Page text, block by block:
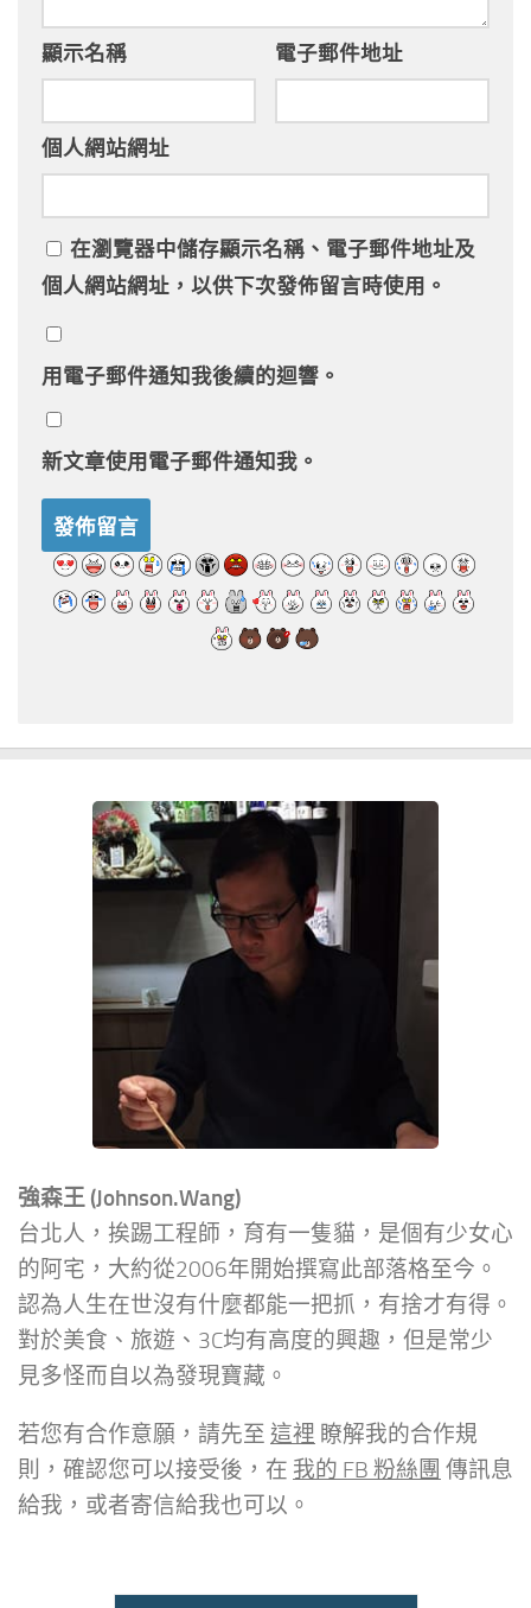
顯示名稱 電子郵件地址
個人網站網址
在瀏覽器中儲存顯示名稱、電子郵件地址及
個人網站網址，以供下次發佈留言時使用。
用電子郵件通知我後續的迴響。
新文章使用電子郵件通知我。
強森王 (Johnson.Wang)
台北人，挨踢工程師，育有一隻貓，是個有少女心
的阿宅，大約從2006年開始撰寫此部落格至今。
認為人生在世沒有什麼都能一把抓，有捨才有得。
對於美食、旅遊、3C均有高度的興趣，但是常少
見多怪而自以為發現寶藏。
若您有合作意願，請先至 這裡 瞭解我的合作規
則，確認您可以接受後，在 我的 FB 粉絲團 傳訊息
給我，或者寄信給我也可以。